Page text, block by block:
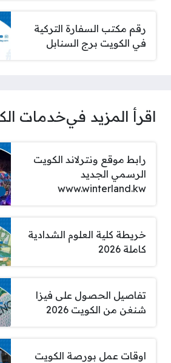
رقم مكتب السفارة التركية
في الكويت برج السنابل
اقرأ المزيد فيخدمات
رابط موقع ونترلاند الكويت
الرسمي الجديد
www.winterland.kw
خريطة كلية العلوم الشدادية
كاملة 2026
تفاصيل الحصول على فيزا
شنغن من الكويت 2026
اوقات عمل بورصة الكويت